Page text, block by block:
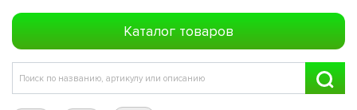
Каталог товаров